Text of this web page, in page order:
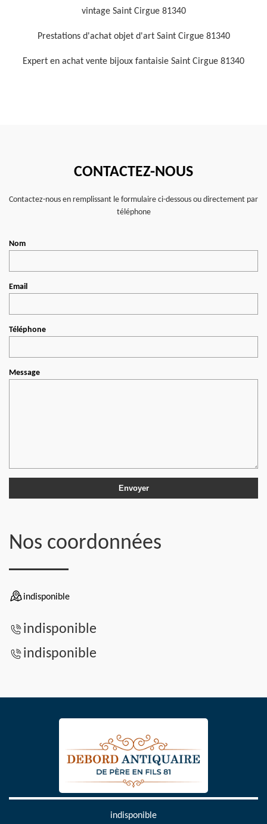
vintage Saint Cirgue 81340
Prestations d'achat objet d'art Saint Cirgue 81340
Expert en achat vente bijoux fantaisie Saint Cirgue 81340
CONTACTEZ-NOUS
Contactez-nous en remplissant le formulaire ci-dessous ou directement par
téléphone
Nom
Email
Téléphone
Message
Nos coordonnées
indisponible
indisponible
indisponible
indisponible